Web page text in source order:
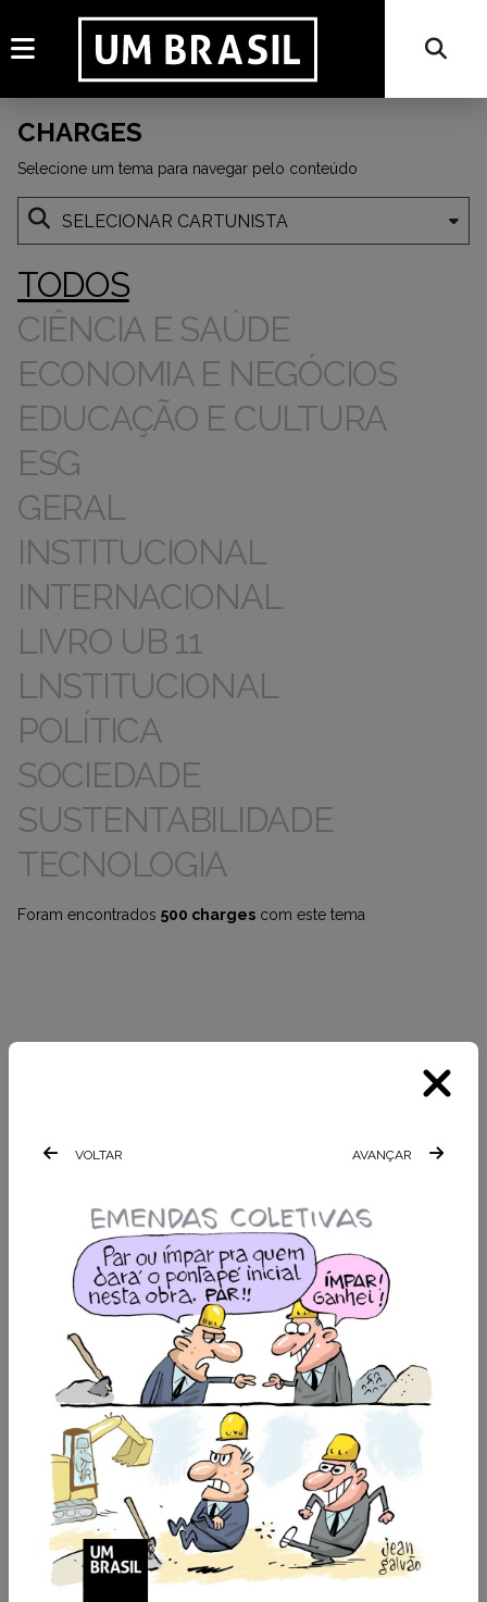
CHARGES
Selecione um tema para navegar pelo conteúdo
TODOS
CIÊNCIA E SAÚDE
ECONOMIA E NEGÓCIOS
EDUCAÇÃO E CULTURA
ESG
GERAL
INSTITUCIONAL
INTERNACIONAL
LIVRO UB 11
LNSTITUCIONAL
POLÍTICA
SOCIEDADE
SUSTENTABILIDADE
TECNOLOGIA
Foram encontrados 500 charges com este tema
VOLTAR AVANÇAR